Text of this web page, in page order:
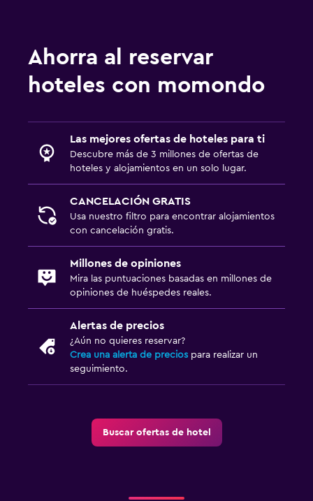
Ahorra al reservar
hoteles con momondo
Las mejores ofertas de hoteles para ti
Descubre más de 3 millones de ofertas de
hoteles y alojamientos en un solo lugar.
CANCELACIÓN GRATIS
Usa nuestro filtro para encontrar alojamientos
con cancelación gratis.
Millones de opiniones
Mira las puntuaciones basadas en millones de
opiniones de huéspedes reales.
Alertas de precios
¿Aún no quieres reservar?
Crea una alerta de precios para realizar un
seguimiento.
Buscar ofertas de hotel